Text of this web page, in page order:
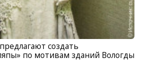
создать
по мотивам зданий Вологды